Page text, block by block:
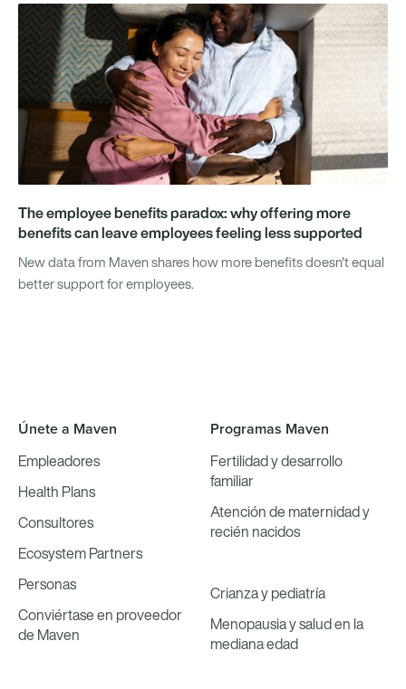
The employee benefits paradox: why offering more
benefits can leave employees feeling less supported
New data from Maven shares how more benefits doesn't equal
better support for employees.
Únete a Maven
Empleadores
Health Plans
Consultores
Ecosystem Partners
Personas
Conviértase en proveedor
de Maven
Programas Maven
Fertilidad y desarrollo
familiar
Atención de maternidad y
recién nacidos
Crianza y pediatría
Menopausia y salud en la
mediana edad